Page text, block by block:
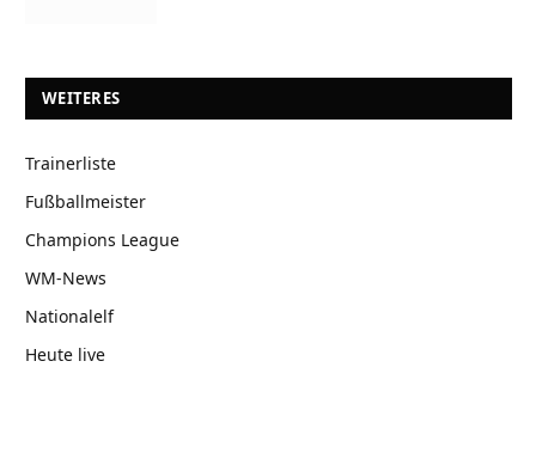
WEITERES
Trainerliste
Fußballmeister
Champions League
WM-News
Nationalelf
Heute live